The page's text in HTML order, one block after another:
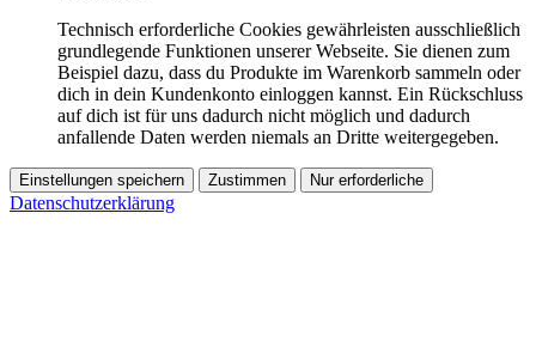
Technisch erforderliche Cookies gewährleisten ausschließlich
grundlegende Funktionen unserer Webseite. Sie dienen zum
Beispiel dazu, dass du Produkte im Warenkorb sammeln oder
dich in dein Kundenkonto einloggen kannst. Ein Rückschluss
auf dich ist für uns dadurch nicht möglich und dadurch
anfallende Daten werden niemals an Dritte weitergegeben.
Einstellungen speichern Zustimmen Nur erforderliche
Datenschutzerklärung